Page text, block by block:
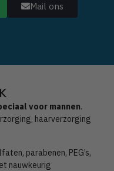
Mail ons
voor mannen.
haarverzorging
parabenen, PEG’s,
nauwkeurig